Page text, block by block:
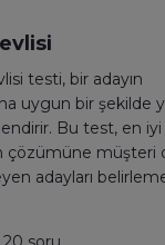
testi, bir adayın
uygun bir şekilde
Bu test, en
çözümüne müşteri
adayları